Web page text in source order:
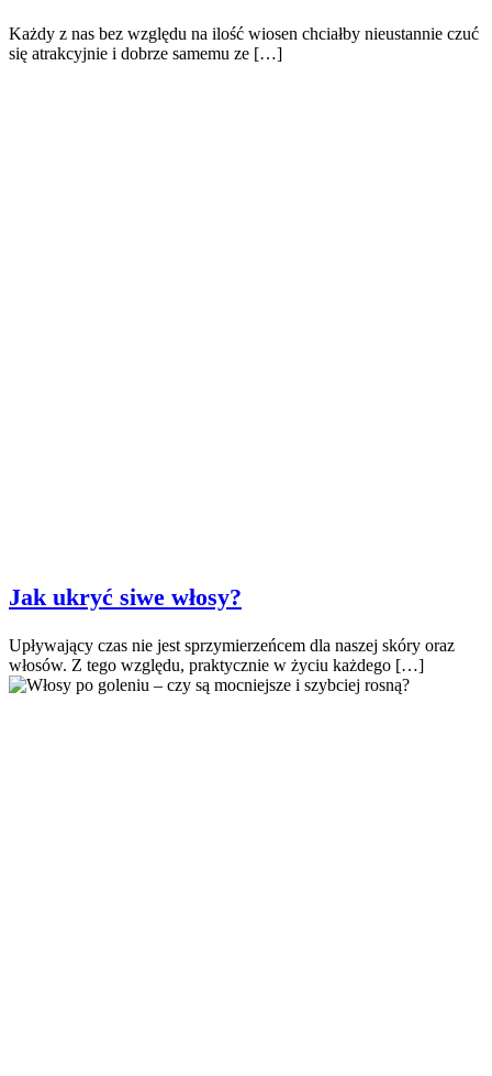
Każdy z nas bez względu na ilość wiosen chciałby nieustannie czuć
się atrakcyjnie i dobrze samemu ze […]
Jak ukryć siwe włosy?
Upływający czas nie jest sprzymierzeńcem dla naszej skóry oraz
włosów. Z tego względu, praktycznie w życiu każdego […]